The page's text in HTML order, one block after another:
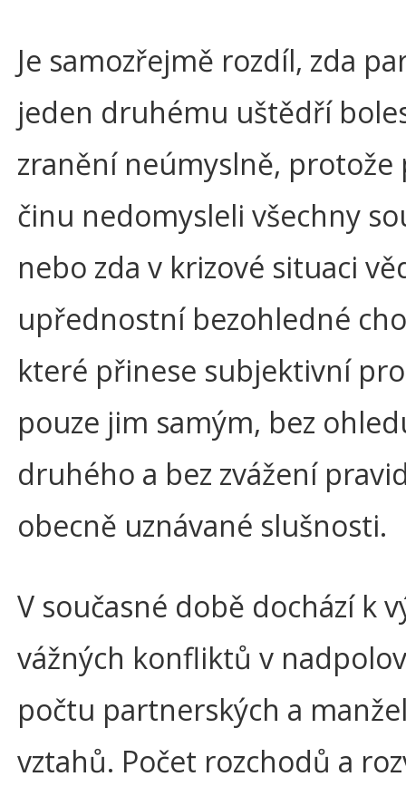
Je samozřejmě rozdíl, zda
jeden druhému uštědří
zranění neúmyslně, protože
činu nedomysleli všechny
nebo zda v krizové situaci
upřednostní bezohledné
které přinese subjektivní
pouze jim samým, bez
druhého a bez zvážení
obecně uznávané slušnosti.
V současné době dochází k
vážných konfliktů v
počtu partnerských a
vztahů. Počet rozchodů a